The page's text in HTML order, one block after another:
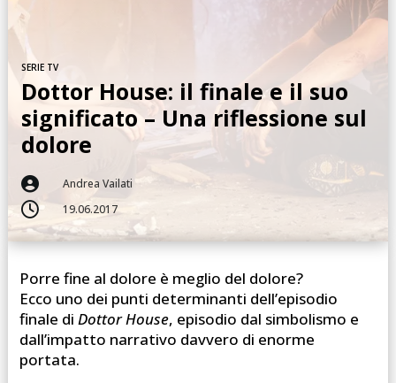
SERIE TV
Dottor House: il finale e il suo
significato – Una riflessione sul
dolore
 Andrea Vailati
 19.06.2017
Porre fine al dolore è meglio del dolore?
Ecco uno dei punti determinanti dell’episodio
finale di Dottor House, episodio dal simbolismo e
dall’impatto narrativo davvero di enorme
portata.